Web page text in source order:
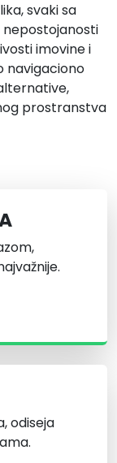
svaki sa
nepostojanosti
imovine i
navigaciono
prostranstva
odiseja